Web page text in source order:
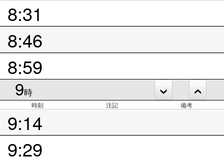
8:31
8:46
8:59
9時
時刻 注記 備考
9:14
9:29